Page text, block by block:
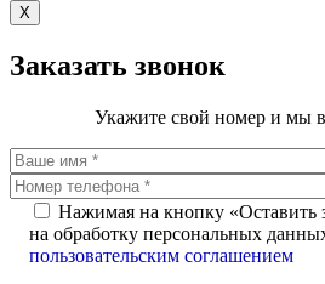
X
Заказать звонок
Укажите свой номер и мы
Нажимая на кнопку «Оставить
на обработку персональных
пользовательским соглашением